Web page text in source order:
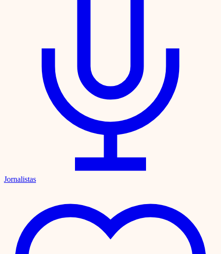
Jornalistas